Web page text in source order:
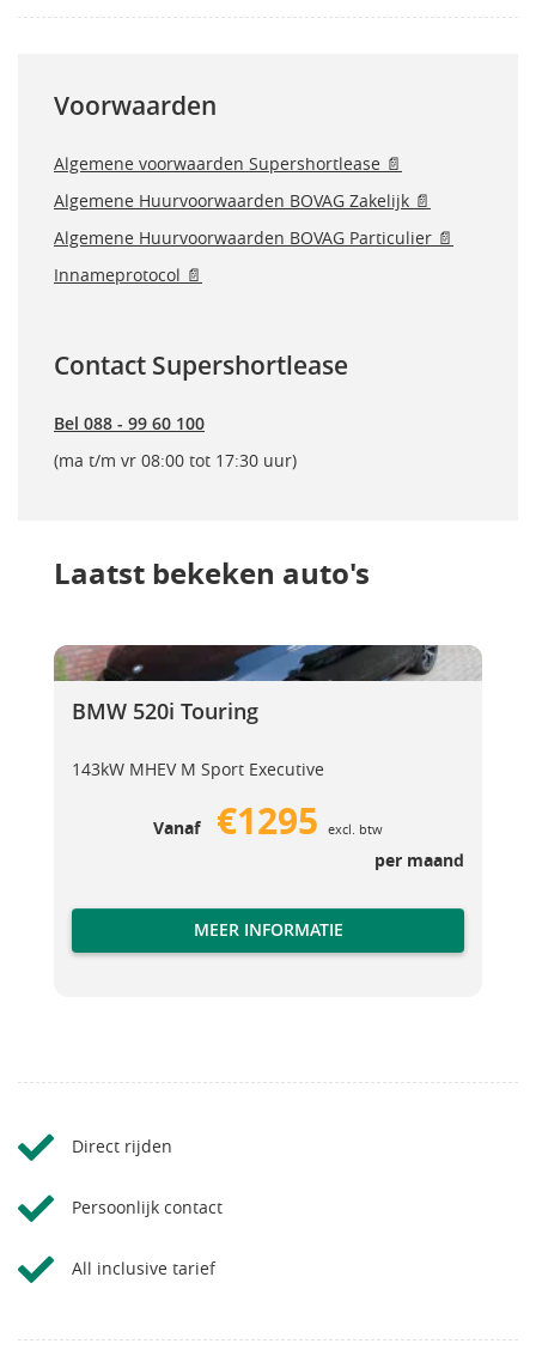
Voorwaarden
Algemene voorwaarden Supershortlease 📄
Algemene Huurvoorwaarden BOVAG Zakelijk 📄
Algemene Huurvoorwaarden BOVAG Particulier 📄
Innameprotocol 📄
Contact Supershortlease
Bel 088 - 99 60 100
(ma t/m vr 08:00 tot 17:30 uur)
Laatst bekeken auto's
BMW 520i Touring
BMW 520i Touring
BMW 520i Touring
143kW MHEV M Sport Executive
Vanaf €1295 excl. btw
per maand
MEER INFORMATIE
Direct rijden
Persoonlijk contact
All inclusive tarief